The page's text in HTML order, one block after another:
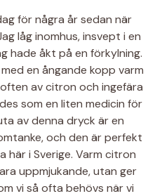
för några år sedan när
låg inomhus, insvept i en
hade åkt på en förkylning.
en ångande kopp varm
av citron och ingefära
som en liten medicin för
av denna dryck är en
och den är perfekt
här i Sverige. Varm citron
uppmjukande, utan ger
vi så ofta behövs när vi